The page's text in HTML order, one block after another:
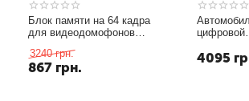
Блок памяти на 64 кадра
для видеодомофонов
4PF2, DPV-4PN
3240 грн.
867 грн.
цифровой
4095